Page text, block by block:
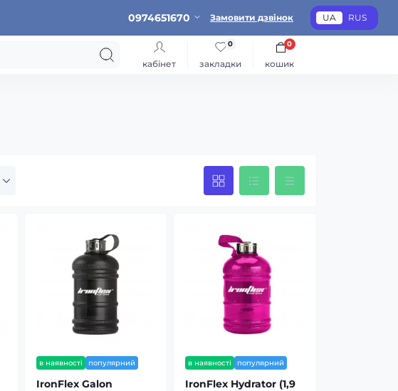
0974651670 Замовити дзвінок UA RUS
кабінет закладки
0
кошик
0
в наявності популярний
IronFlex Galon
в наявності популярний
IronFlex Hydrator (1,9